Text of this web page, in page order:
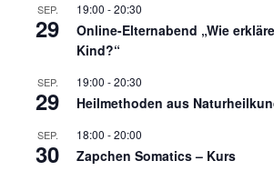
SEP.
29
19:00 -20:30
Online-Elternabend „Wie
Kind?“
SEP.
29
19:00 -20:30
Heilmethoden aus
SEP.
30
18:00 -20:00
Zapchen Somatics – Kurs